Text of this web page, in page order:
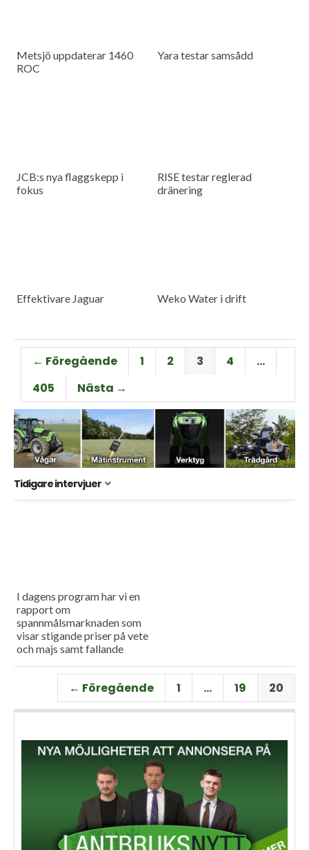
Metsjö uppdaterar 1460
ROC
Yara testar samsådd
JCB:s nya flaggskepp i
fokus
RISE testar reglerad
dränering
Effektivare Jaguar Weko Water i drift
← Föregående 1 2 3 4
…
405
Nästa →
Tidigare intervjuer
I dagens program har vi en
rapport om
spannmålsmarknaden som
visar stigande priser på vete
och majs samt fallande
premiär för vårt
måndagsprogram med en
längre intervju med Erik
Stjerndahl vd för HIR Skåne,
fältdagar.
← Föregående 1 … 19 20